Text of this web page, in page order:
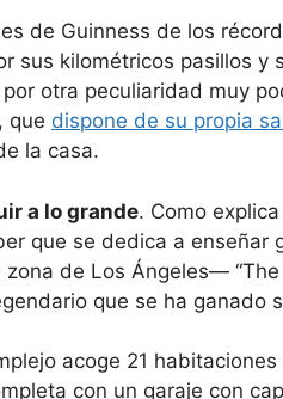
de Guinness de los
sus kilométricos pasillos
por otra peculiaridad muy
que dispone de su propia
la casa.
a lo grande. Como
que se dedica a enseñar
de Los Ángeles— “The
que se ha ganado
acoge 21
con un garaje con